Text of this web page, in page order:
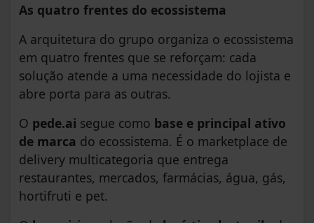
As quatro frentes do ecossistema
A arquitetura do grupo organiza o ecossistema
em quatro frentes que se reforçam: cada
solução atende a uma necessidade do lojista e
abre porta para as outras.
O pede.ai segue como base e principal ativo
de marca do ecossistema. É o marketplace de
delivery multicategoria que entrega
restaurantes, mercados, farmácias, água, gás,
hortifruti e pet.